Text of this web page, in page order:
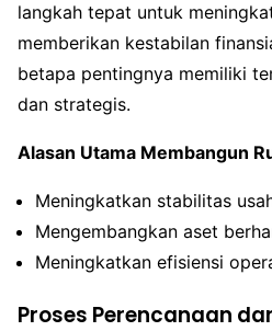
langkah tepat untuk
memberikan kestabilan
betapa pentingnya memiliki
dan strategis.
Alasan Utama Membangun
Meningkatkan stabilitas
Mengembangkan aset
Meningkatkan efisiensi
Proses Perencanaan